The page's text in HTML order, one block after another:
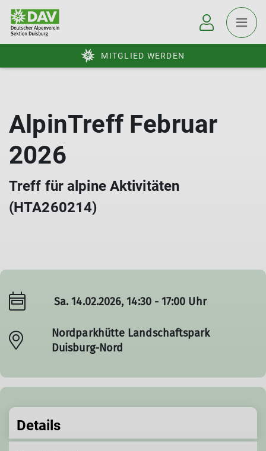
MITGLIED WERDEN
AlpinTreff Februar
2026
Treff für alpine Aktivitäten
(HTA260214)
Sa. 14.02.2026, 14:30 - 17:00 Uhr
Nordparkhütte Landschaftspark
Duisburg-Nord
Details